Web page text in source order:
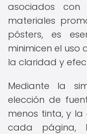
asociados
materiales
pósters, es
minimicen el uso
la claridad y
Mediante la
elección de
menos tinta, y
cada página,